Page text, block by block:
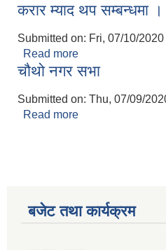
करार म्याद थप सम्बन्धमा ।
Submitted on: Fri, 07/10/
Read more
चौथो नगर सभा
Submitted on: Thu, 07/09/
Read more
बजेट तथा कार्यक्रम